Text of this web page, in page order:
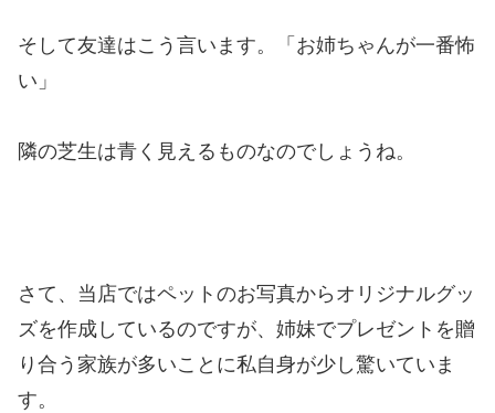
そして友達はこう言います。「お姉ちゃんが一番怖
い」
隣の芝生は青く見えるものなのでしょうね。
さて、当店ではペットのお写真からオリジナルグッ
ズを作成しているのですが、姉妹でプレゼントを贈
り合う家族が多いことに私自身が少し驚いていま
す。